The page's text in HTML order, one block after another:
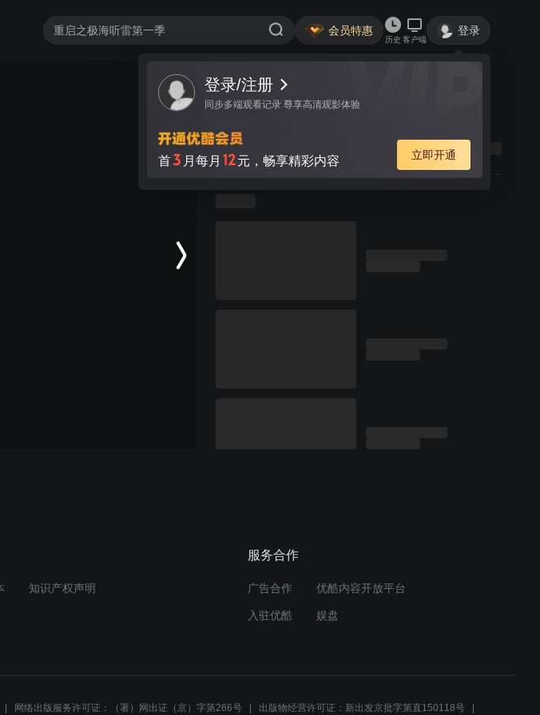
会员特惠
历史 客户端
登录
登录/注册
同步多端观看记录 尊享高清观影体验
首3 月每月 12元，畅享精彩内容 立即开通
知识产权声明
服务合作
广告合作 优酷内容开放平台
入驻优酷 娱盘
网络出版服务许可证：（署）网出证（京）字第266号 出版物经营许可证：新出发京批字第直150118号